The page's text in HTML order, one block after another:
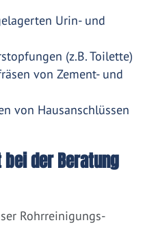
Urin- und
(z.B. Toilette)
von Zement- und
von Hausanschlüssen
der Beratung
Rohrreinigungs-